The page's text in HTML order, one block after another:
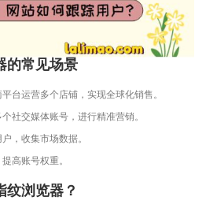
的常见场景
台运营多个店铺，实现全球化销售。
社交媒体账号，进行精准营销。
，收集市场数据。
高账号权重。
纹浏览器？